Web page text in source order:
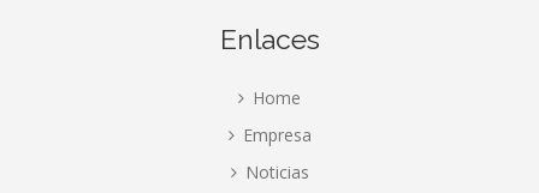
Enlaces
Home
Empresa
Noticias